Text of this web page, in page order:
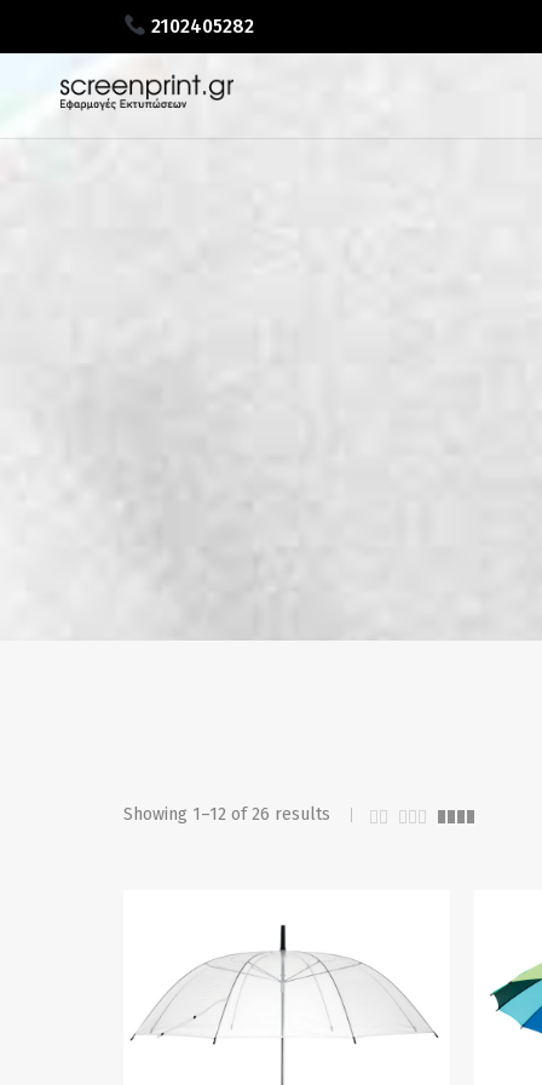
2102405282
Showing 1–12 of 26 results